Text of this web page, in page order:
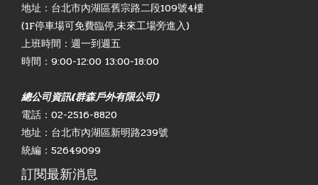
地址：台北市內湖區舊宗路二段109號4樓
(1F停車場可免費臨停,未來工場旁進入)
上班時間：週一到週五
時間：9:00-12:00 13:00-18:00
總公司資訊(群森戶外有限公司)
電話：02-2516-8820
地址：台北市內湖區新明路239號
統編：52649099
訂閱最新消息